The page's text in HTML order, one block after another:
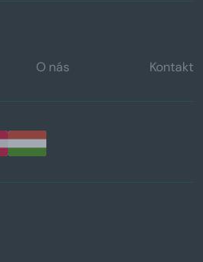
O nás Kontakt